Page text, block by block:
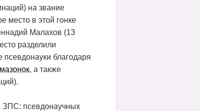
на звание
место в этой гонке
Малахов (13
разделили
благодаря
, а также
ЗПС: псевдонаучных